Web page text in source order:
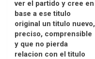
ver el partido y cree en
base a ese titulo
original un titulo nuevo,
preciso, comprensible
y que no pierda
relacion con el titulo